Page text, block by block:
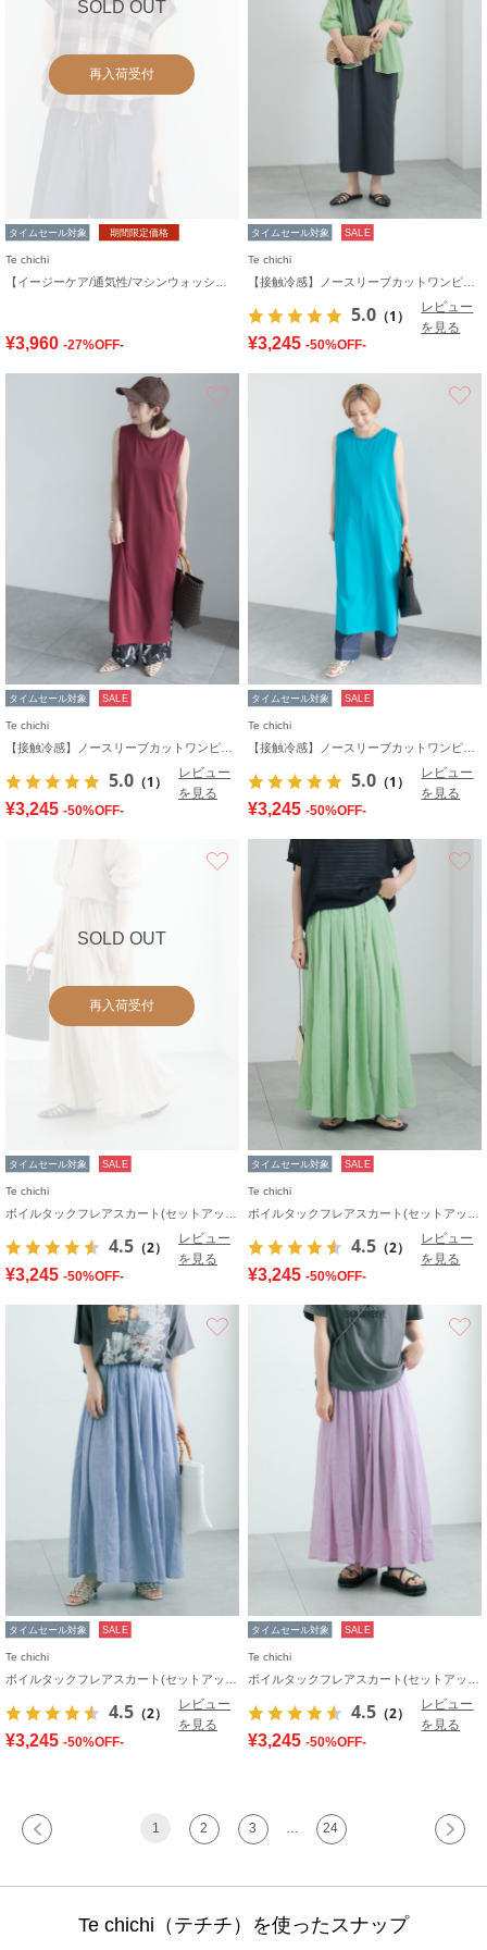
SOLD OUT
再入荷受付
タイムセール対象 期間限定価格
Te chichi
¥3,960 -27%OFF-
タイムセール対象 SALE
Te chichi
5.0 （1）
レビュー
を見る
¥3,245 -50%OFF-
タイムセール対象 SALE
Te chichi
5.0 （1）
レビュー
を見る
¥3,245 -50%OFF-
タイムセール対象 SALE
Te chichi
5.0 （1）
レビュー
を見る
¥3,245 -50%OFF-
SOLD OUT
再入荷受付
お気に入り
タイムセール対象 SALE
Te chichi
4.5 （2）
レビュー
を見る
¥3,245 -50%OFF-
タイムセール対象 SALE
Te chichi
4.5 （2）
レビュー
を見る
¥3,245 -50%OFF-
お気に入り
タイムセール対象 SALE
Te chichi
4.5 （2）
レビュー
を見る
¥3,245 -50%OFF-
タイムセール対象 SALE
Te chichi
4.5 （2）
レビュー
を見る
¥3,245 -50%OFF-
1 2 3 24
Te chichi（テチチ）を使ったスナップ